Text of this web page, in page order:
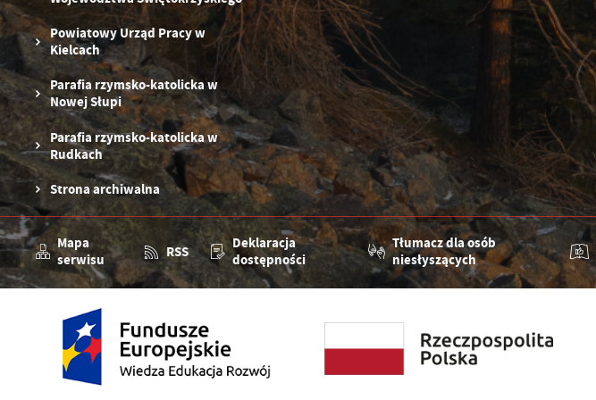
Powiatowy Urząd Pracy w
Kielcach
Parafia rzymsko-katolicka w
Nowej Słupi
Parafia rzymsko-katolicka w
Rudkach
Strona archiwalna
Mapa
serwisu
RSS
Deklaracja
dostępności
Tłumacz dla osób
niesłyszących